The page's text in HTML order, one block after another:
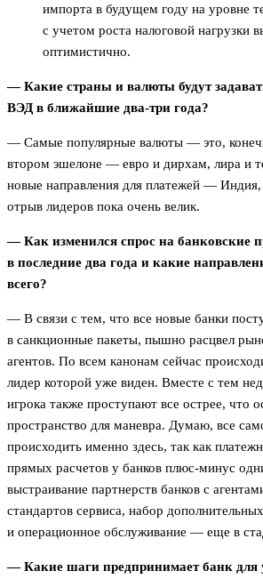
импорта в будущем году на уровне
с учетом роста налоговой нагрузки
оптимистично.
— Какие страны и валюты будут
ВЭД в ближайшие два-три года?
— Самые популярные валюты — это,
втором эшелоне — евро и дирхам, лира и
новые направления для платежей —
отрыв лидеров пока очень велик.
— Как изменился спрос на банковские
в последние два года и какие
всего?
— В связи с тем, что все новые банки
в санкционные пакеты, пышно расцвел
агентов. По всем канонам сейчас
лидер которой уже виден. Вместе с тем
игрока также проступают все острее, что
пространство для маневра. Думаю, все
происходить именно здесь, так как
прямых расчетов у банков плюс-минус
выстраивание партнерств банков с
стандартов сервиса, набор
и операционное обслуживание — еще в
— Какие шаги предпринимает банк для